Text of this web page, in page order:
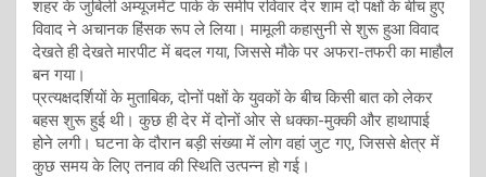
शहर के जुबिली अम्यूजमेंट पार्क के समीप रविवार देर शाम दो पक्षों के बीच हुए
विवाद ने अचानक हिंसक रूप ले लिया। मामूली कहासुनी से शुरू हुआ विवाद
देखते ही देखते मारपीट में बदल गया, जिससे मौके पर अफरा-तफरी का माहौल
बन गया।
प्रत्यक्षदर्शियों के मुताबिक, दोनों पक्षों के युवकों के बीच किसी बात को लेकर
बहस शुरू हुई थी। कुछ ही देर में दोनों ओर से धक्का-मुक्की और हाथापाई
होने लगी। घटना के दौरान बड़ी संख्या में लोग वहां जुट गए, जिससे क्षेत्र में
कुछ समय के लिए तनाव की स्थिति उत्पन्न हो गई।